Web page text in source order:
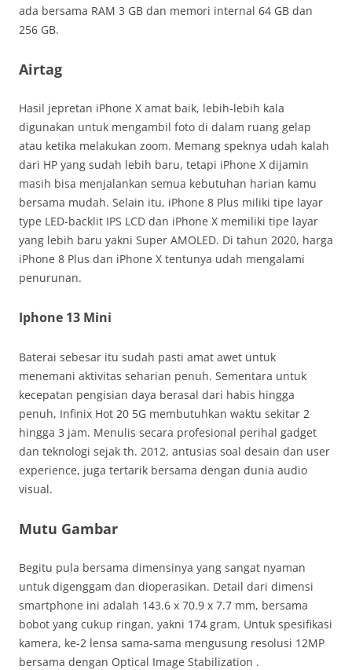
ada bersama RAM 3 GB dan memori internal 64 GB dan
256 GB.
Airtag
Hasil jepretan iPhone X amat baik, lebih-lebih kala
digunakan untuk mengambil foto di dalam ruang gelap
atau ketika melakukan zoom. Memang speknya udah kalah
dari HP yang sudah lebih baru, tetapi iPhone X dijamin
masih bisa menjalankan semua kebutuhan harian kamu
bersama mudah. Selain itu, iPhone 8 Plus miliki tipe layar
type LED-backlit IPS LCD dan iPhone X memiliki tipe layar
yang lebih baru yakni Super AMOLED. Di tahun 2020, harga
iPhone 8 Plus dan iPhone X tentunya udah mengalami
penurunan.
Iphone 13 Mini
Baterai sebesar itu sudah pasti amat awet untuk
menemani aktivitas seharian penuh. Sementara untuk
kecepatan pengisian daya berasal dari habis hingga
penuh, Infinix Hot 20 5G membutuhkan waktu sekitar 2
hingga 3 jam. Menulis secara profesional perihal gadget
dan teknologi sejak th. 2012, antusias soal desain dan user
experience, juga tertarik bersama dengan dunia audio
visual.
Mutu Gambar
Begitu pula bersama dimensinya yang sangat nyaman
untuk digenggam dan dioperasikan. Detail dari dimensi
smartphone ini adalah 143.6 x 70.9 x 7.7 mm, bersama
bobot yang cukup ringan, yakni 174 gram. Untuk spesifikasi
kamera, ke-2 lensa sama-sama mengusung resolusi 12MP
bersama dengan Optical Image Stabilization .